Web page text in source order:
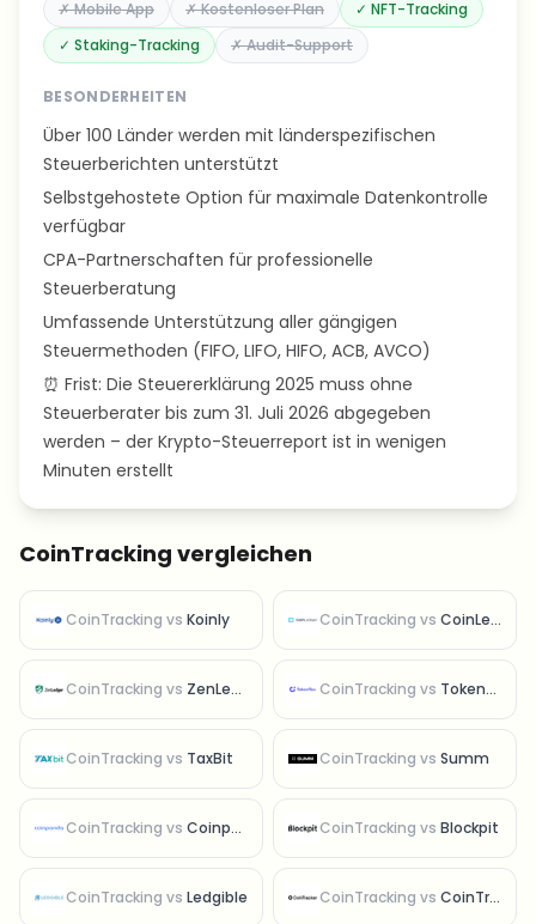
✗Mobile App ✗Kostenloser Plan ✓ NFT-Tracking
✓ Staking-Tracking ✗Audit-Support
BESONDERHEITEN
Über 100 Länder werden mit länderspezifischen
Steuerberichten unterstützt
Selbstgehostete Option für maximale Datenkontrolle
verfügbar
CPA-Partnerschaften für professionelle
Steuerberatung
Umfassende Unterstützung aller gängigen
Steuermethoden (FIFO, LIFO, HIFO, ACB, AVCO)
⏰ Frist: Die Steuererklärung 2025 muss ohne
Steuerberater bis zum 31. Juli 2026 abgegeben
werden – der Krypto-Steuerreport ist in wenigen
Minuten erstellt
CoinTracking vergleichen
CoinTracking vs Koinly CoinTracking vs CoinLedger
CoinTracking vs ZenLedger CoinTracking vs TokenTax
CoinTracking vs TaxBit CoinTracking vs Summ
CoinTracking vs Coinpanda CoinTracking vs Blockpit
CoinTracking vs Ledgible CoinTracking vs CoinTracker